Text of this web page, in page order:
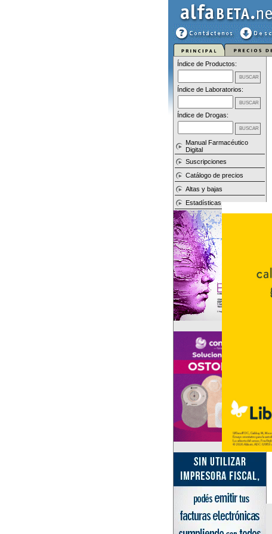
Índice de Productos:
Índice de Laboratorios:
Índice de Drogas:
Manual Farmacéutico
Digital
Suscripciones
Catálogo de precios
Altas y bajas
Estadísticas